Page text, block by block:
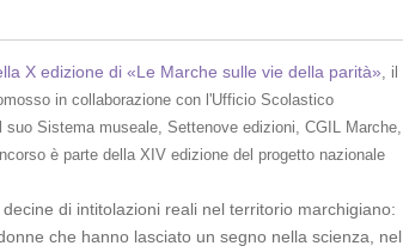
X edizione di «Le Marche sulle vie della parità», il
in collaborazione con l'Ufficio Scolastico
Sistema museale, Settenove edizioni, CGIL Marche,
è parte della XIV edizione del progetto nazionale
di intitolazioni reali nel territorio marchigiano:
che hanno lasciato un segno nella scienza, nel